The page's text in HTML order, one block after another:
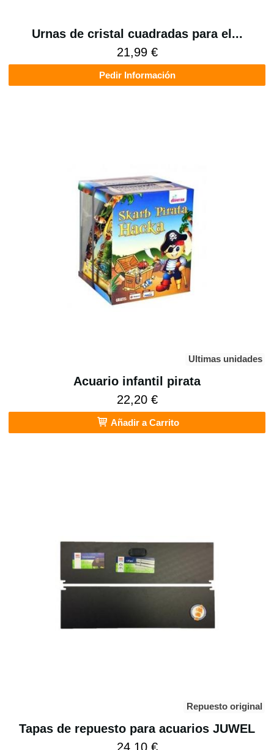
Urnas de cristal cuadradas para el...
21,99 €
Pedir Información
Ultimas unidades
Acuario infantil pirata
22,20 €
Añadir a Carrito
Repuesto original
Tapas de repuesto para acuarios JUWEL
24,10 €